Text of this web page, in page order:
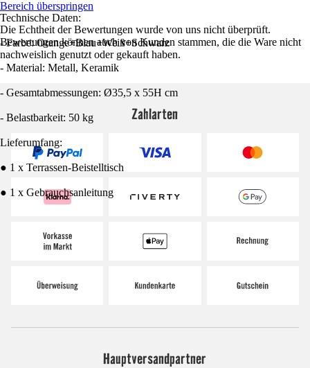
Technische Daten:
- Farbe: Orange+Blau+Weiß+Schwarz
- Material: Metall, Keramik
- Gesamtabmessungen: Ø35,5 x 55H cm
- Belastbarkeit: 50 kg
Lieferumfang:
● 1 x Terrassen-Beistelltisch
● 1 x Gebrauchsanleitung
Bereich überspringen
Die Echtheit der Bewertungen wurde von uns nicht überprüft.
Bewertungen können auch von Kunden stammen, die die Ware nicht
nachweislich genutzt oder gekauft haben.
Zahlarten
Hauptversandpartner